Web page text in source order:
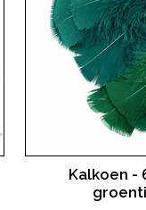
Kalkoen -